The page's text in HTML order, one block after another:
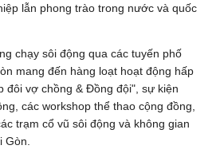
lẫn phong trào trong nước và quốc
chạy sôi động qua các tuyến phố
mang đến hàng loạt hoạt động hấp
đôi vợ chồng & Đồng đội", sự kiện
các workshop thể thao cộng đồng,
trạm cổ vũ sôi động và không gian